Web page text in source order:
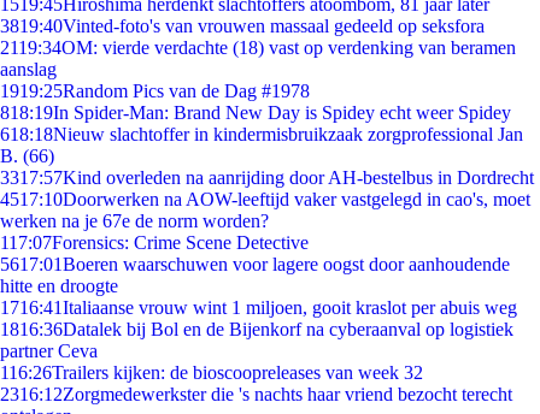
1519:45Hiroshima herdenkt slachtoffers atoombom, 81 jaar later
3819:40Vinted-foto's van vrouwen massaal gedeeld op seksfora
2119:34OM: vierde verdachte (18) vast op verdenking van beramen
aanslag
1919:25Random Pics van de Dag #1978
818:19In Spider-Man: Brand New Day is Spidey echt weer Spidey
618:18Nieuw slachtoffer in kindermisbruikzaak zorgprofessional Jan
B. (66)
3317:57Kind overleden na aanrijding door AH-bestelbus in Dordrecht
4517:10Doorwerken na AOW-leeftijd vaker vastgelegd in cao's, moet
werken na je 67e de norm worden?
117:07Forensics: Crime Scene Detective
5617:01Boeren waarschuwen voor lagere oogst door aanhoudende
hitte en droogte
1716:41Italiaanse vrouw wint 1 miljoen, gooit kraslot per abuis weg
1816:36Datalek bij Bol en de Bijenkorf na cyberaanval op logistiek
partner Ceva
116:26Trailers kijken: de bioscoopreleases van week 32
2316:12Zorgmedewerkster die 's nachts haar vriend bezocht terecht